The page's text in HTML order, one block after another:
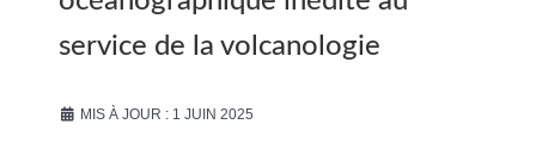
service de la volcanologie
MIS À JOUR : 1 JUIN 2025